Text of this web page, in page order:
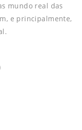
mundo real das
e principalmente,